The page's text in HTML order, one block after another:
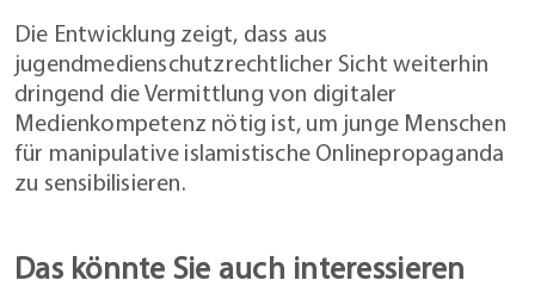
Die Entwicklung zeigt, dass aus
jugendmedienschutzrechtlicher Sicht weiterhin
dringend die Vermittlung von digitaler
Medienkompetenz nötig ist, um junge Menschen
für manipulative islamistische Onlinepropaganda
zu sensibilisieren.
Das könnte Sie auch interessieren